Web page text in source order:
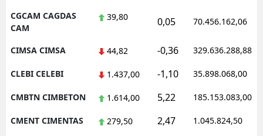
CGCAM CAGDAS
CAM
39,80 0,05 70.456.162,06
CIMSA CIMSA 44,82 -0,36 329.636.288,88
CLEBI CELEBI 1.437,00 -1,10 35.898.068,00
CMBTN CIMBETON 1.614,00 5,22 185.153.083,00
CMENT CIMENTAS 279,50 2,47 1.045.824,50